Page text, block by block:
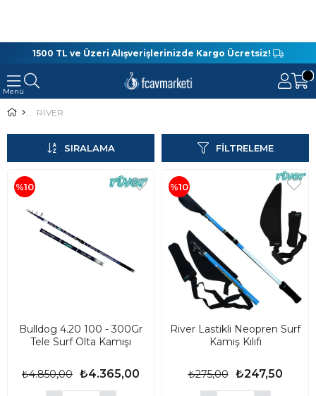
1500 TL ve Üzeri Alışverişlerinizde Kargo Ücretsiz!
RİVER
FILTRELEME
SIRALAMA
Bulldog 4.20 100 - 300Gr
Tele Surf Olta Kamışı
₺4.365,00
₺4.850,00
%10
River Lastikli Neopren Surf
Kamış Kılıfı
₺247,50
₺275,00
%10